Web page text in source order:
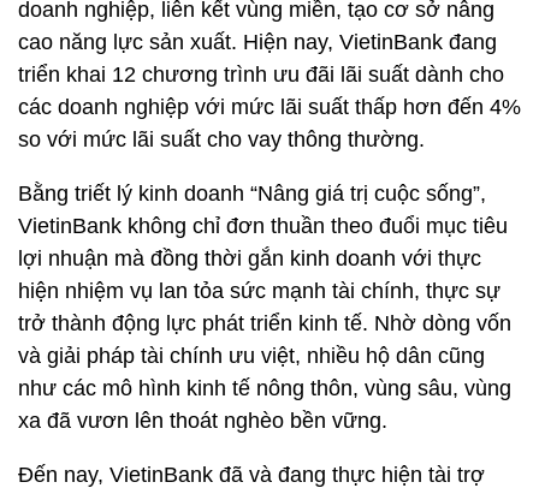
doanh nghiệp, liên kết vùng miền, tạo cơ sở nâng
cao năng lực sản xuất. Hiện nay, VietinBank đang
triển khai 12 chương trình ưu đãi lãi suất dành cho
các doanh nghiệp với mức lãi suất thấp hơn đến 4%
so với mức lãi suất cho vay thông thường.
Bằng triết lý kinh doanh “Nâng giá trị cuộc sống”,
VietinBank không chỉ đơn thuần theo đuổi mục tiêu
lợi nhuận mà đồng thời gắn kinh doanh với thực
hiện nhiệm vụ lan tỏa sức mạnh tài chính, thực sự
trở thành động lực phát triển kinh tế. Nhờ dòng vốn
và giải pháp tài chính ưu việt, nhiều hộ dân cũng
như các mô hình kinh tế nông thôn, vùng sâu, vùng
xa đã vươn lên thoát nghèo bền vững.
Đến nay, VietinBank đã và đang thực hiện tài trợ